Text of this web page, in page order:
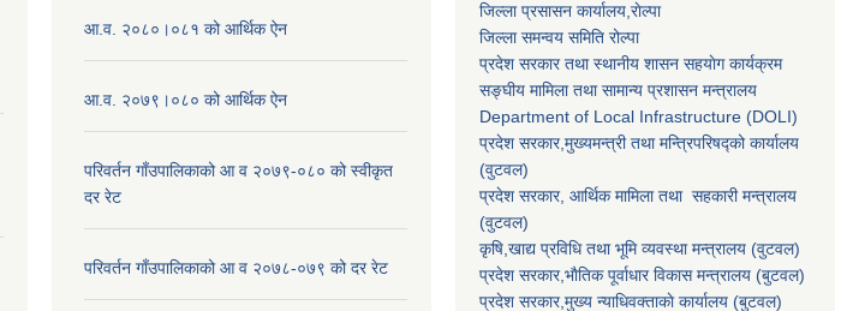
आ.व. २०८०।०८१ को आर्थिक ऐन
आ.व. २०७९।०८० को आर्थिक ऐन
परिवर्तन गाँउपालिकाको आ व २०७९-०८० को स्वीकृत
दर रेट
परिवर्तन गाँउपालिकाको आ व २०७८-०७९ को दर रेट
जिल्ला प्रसासन कार्यालय,राेल्पा
जिल्ला समन्वय समिति रोल्पा
प्रदेश सरकार तथा स्थानीय शासन सहयाेग कार्यक्रम
सङ्‍घीय मामिला तथा सामान्य प्रशासन मन्त्रालय
Department of Local Infrastructure (DOLI)
प्रदेश सरकार,मुख्यमन्त्री तथा मन्त्रिपरिषद्को कार्यालय
(वुटवल)
प्रदेश सरकार, आर्थिक मामिला तथा सहकारी मन्त्रालय
(वुटवल)
कृषि,खाद्य प्रविधि तथा भूमि व्यवस्था मन्त्रालय (वुटवल)
प्रदेश सरकार,भाैतिक पूर्वाधार विकास मन्त्रालय (बुटवल)
प्रदेश सरकार,मुख्य न्याधिवक्ताकाे कार्यालय (बुटवल)